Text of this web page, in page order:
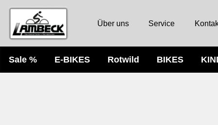
Über uns Service
Sale % E-BIKES Rotwild BIKES